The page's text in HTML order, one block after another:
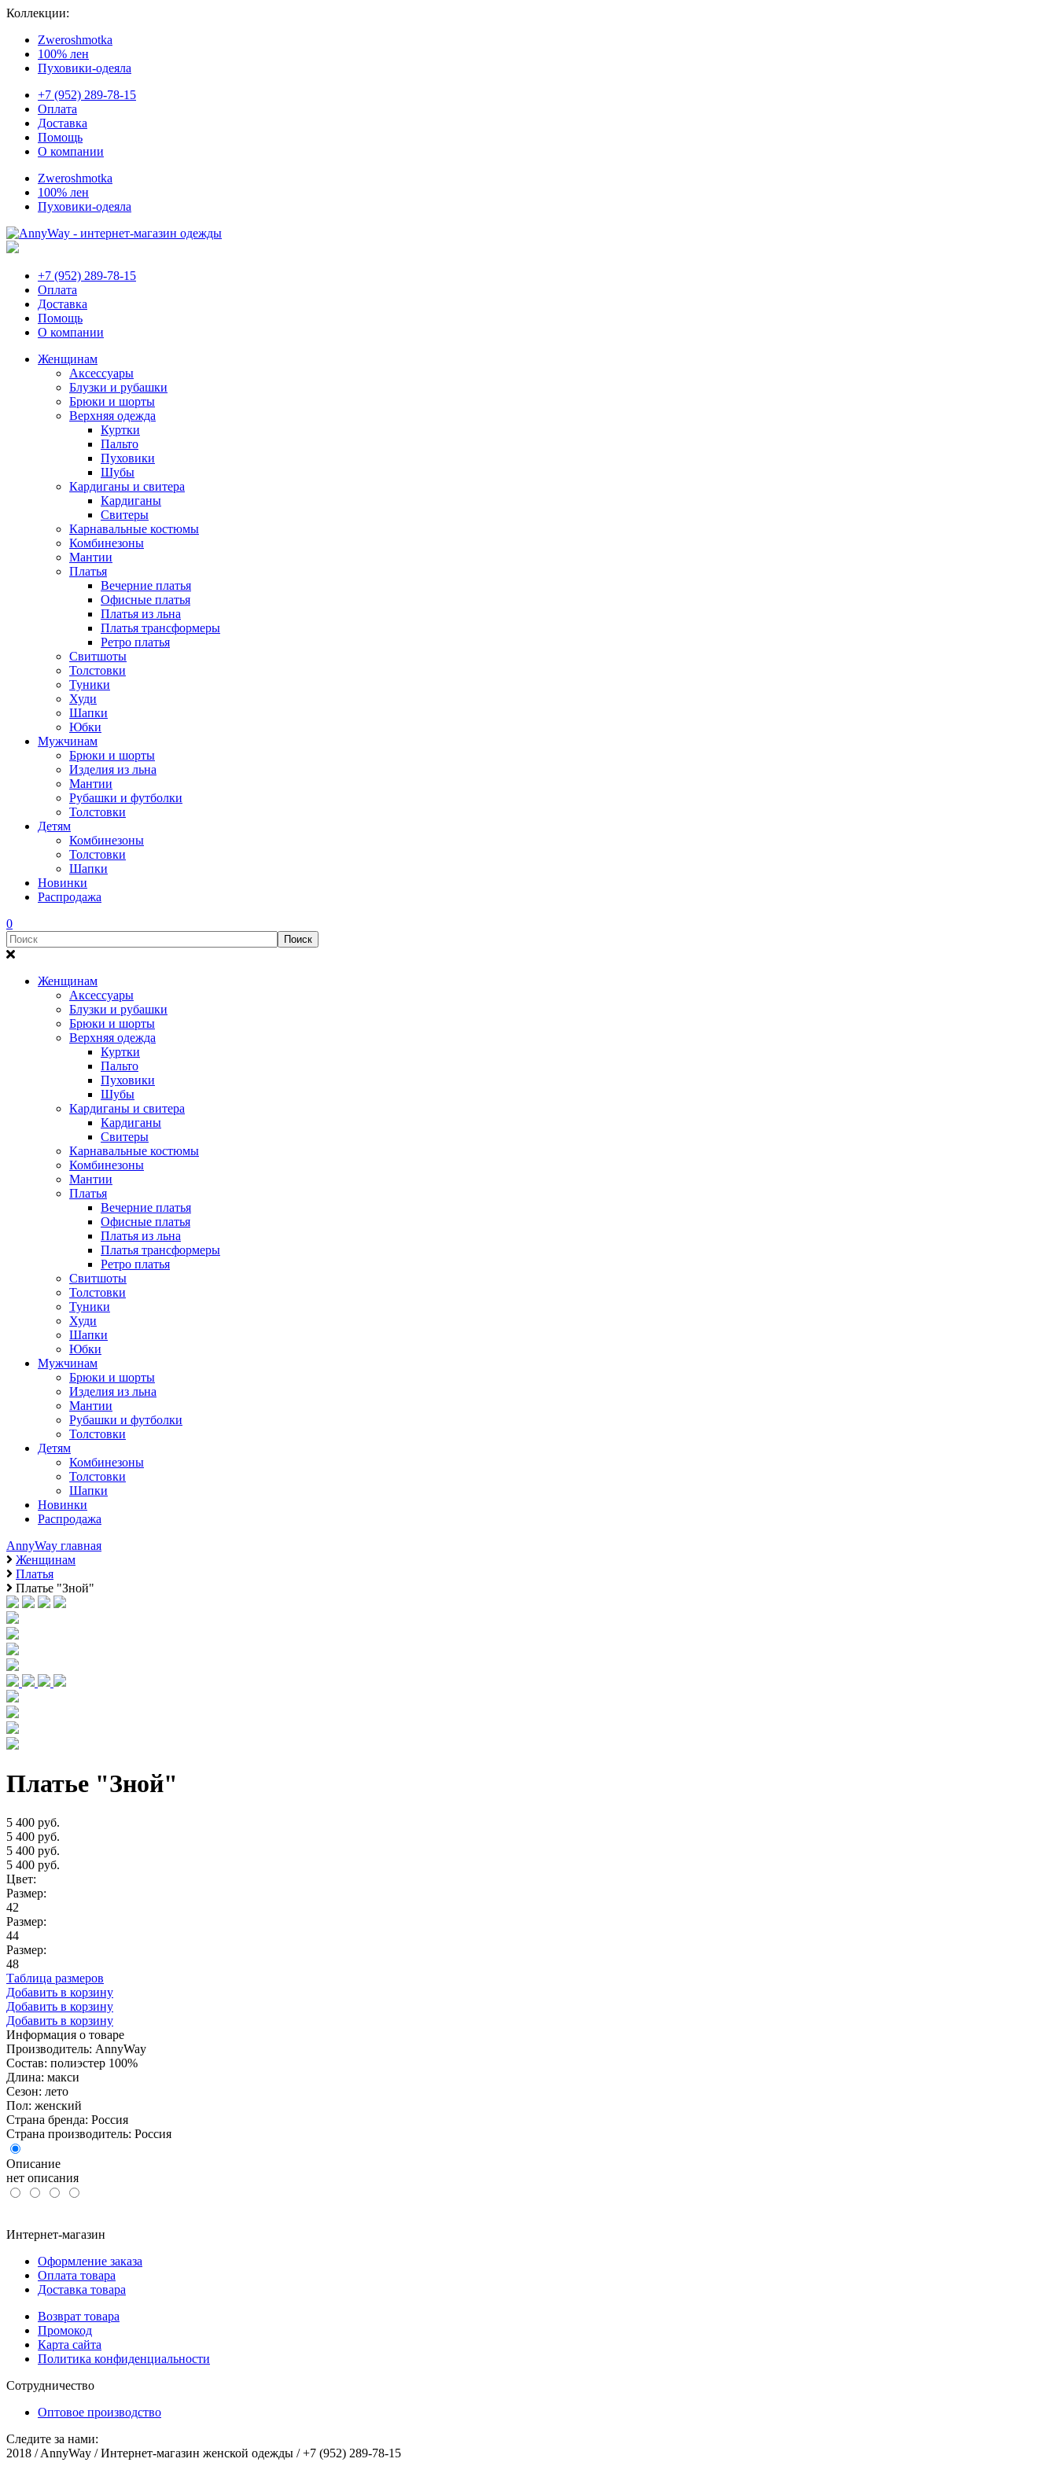
Коллекции:
Zweroshmotka
100% лен
Пуховики-одеяла
+7 (952) 289-78-15
Оплата
Доставка
Помощь
О компании
Zweroshmotka
100% лен
Пуховики-одеяла
+7 (952) 289-78-15
Оплата
Доставка
Помощь
О компании
Женщинам
Аксессуары
Блузки и рубашки
Брюки и шорты
Верхняя одежда
Куртки
Пальто
Пуховики
Шубы
Кардиганы и свитера
Кардиганы
Свитеры
Карнавальные костюмы
Комбинезоны
Мантии
Платья
Вечерние платья
Офисные платья
Платья из льна
Платья трансформеры
Ретро платья
Свитшоты
Толстовки
Туники
Худи
Шапки
Юбки
Мужчинам
Брюки и шорты
Изделия из льна
Мантии
Рубашки и футболки
Толстовки
Детям
Комбинезоны
Толстовки
Шапки
Новинки
Распродажа
0
Женщинам
Аксессуары
Блузки и рубашки
Брюки и шорты
Верхняя одежда
Куртки
Пальто
Пуховики
Шубы
Кардиганы и свитера
Кардиганы
Свитеры
Карнавальные костюмы
Комбинезоны
Мантии
Платья
Вечерние платья
Офисные платья
Платья из льна
Платья трансформеры
Ретро платья
Свитшоты
Толстовки
Туники
Худи
Шапки
Юбки
Мужчинам
Брюки и шорты
Изделия из льна
Мантии
Рубашки и футболки
Толстовки
Детям
Комбинезоны
Толстовки
Шапки
Новинки
Распродажа
AnnyWay главная
Женщинам
Платья
Платье "Зной"
Платье "Зной"
5 400 руб.
5 400 руб.
5 400 руб.
5 400 руб.
Цвет:
Размер:
42
Размер:
44
Размер:
48
Таблица размеров
Добавить в корзину
Добавить в корзину
Добавить в корзину
Информация о товаре
Производитель: AnnyWay
Состав: полиэстер 100%
Длина: макси
Сезон: лето
Пол: женский
Страна бренда: Россия
Страна производитель: Россия
Описание
нет описания
Интернет-магазин
Оформление заказа
Оплата товара
Доставка товара
Возврат товара
Промокод
Карта сайта
Политика конфиденциальности
Сотрудничество
Оптовое производство
Следите за нами:
2018 / AnnyWay / Интернет-магазин женской одежды / +7 (952) 289-78-15